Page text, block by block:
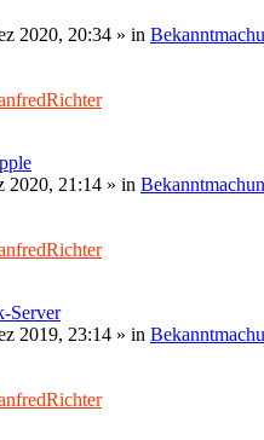
2020, 20:34 » in
2020, 21:14 » in
Server
2019, 23:14 » in